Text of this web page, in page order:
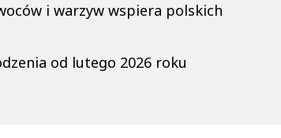
i warzyw wspiera polskich
od lutego 2026 roku